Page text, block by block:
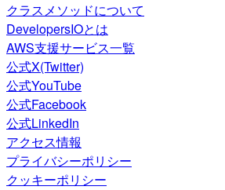
クラスメソッドについて
DevelopersIOとは
AWS支援サービス一覧
公式X(Twitter)
公式YouTube
公式Facebook
公式LinkedIn
アクセス情報
プライバシーポリシー
クッキーポリシー